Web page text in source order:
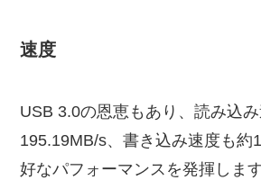
速度
USB 3.0の恩恵もあり、読み込
195.19MB/s、書き込み速度も約
好なパフォーマンスを発揮します